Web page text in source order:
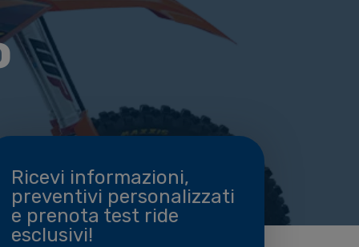
Ricevi informazioni,
preventivi personalizzati
e prenota test ride
esclusivi!